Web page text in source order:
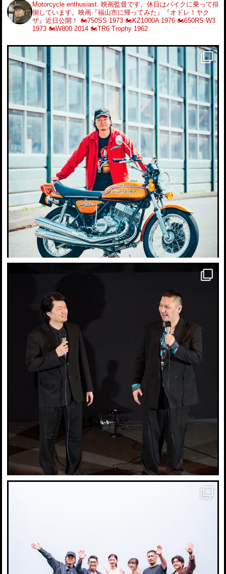
Motorcycle enthusiast. 映画監督です。休日はバイクに乗って徘
徊しています。映画『福山市に帰ってみた』『オドレ！ヤク
ザ』近日公開！
🏍️750SS 1973 🏍️KZ1000A 1976 🏍️650RS W3
1973 🏍️W800 2014 🏍️TR6 Trophy 1962